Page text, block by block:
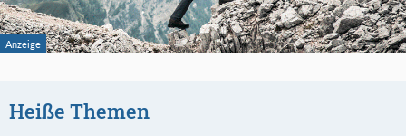
Heiße Themen